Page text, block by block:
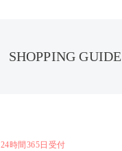
SHOPPING GUIDE
24時間365日受付